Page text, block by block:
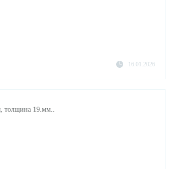
16.01.2026
толщина 19.мм..